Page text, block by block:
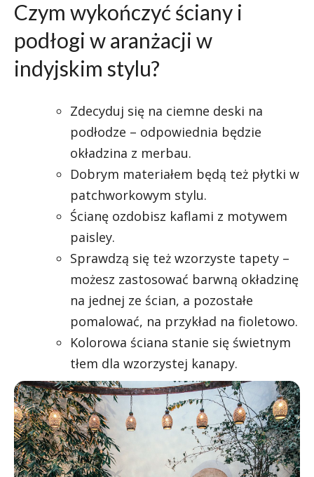
Czym wykończyć ściany i
podłogi w aranżacji w
indyjskim stylu?
Zdecyduj się na ciemne deski na
podłodze – odpowiednia będzie
okładzina z merbau.
Dobrym materiałem będą też płytki w
patchworkowym stylu.
Ścianę ozdobisz kaflami z motywem
paisley.
Sprawdzą się też wzorzyste tapety –
możesz zastosować barwną okładzinę
na jednej ze ścian, a pozostałe
pomalować, na przykład na fioletowo.
Kolorowa ściana stanie się świetnym
tłem dla wzorzystej kanapy.